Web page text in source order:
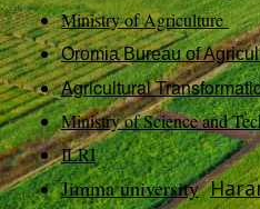
Ministry of Agriculture
Oromia Bureau of
Agricultural
Ministry of Science and
ILRI
Jimma university